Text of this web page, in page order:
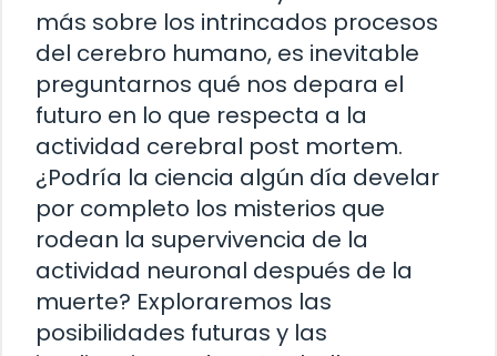
más sobre los intrincados procesos
del cerebro humano, es inevitable
preguntarnos qué nos depara el
futuro en lo que respecta a la
actividad cerebral post mortem.
¿Podría la ciencia algún día develar
por completo los misterios que
rodean la supervivencia de la
actividad neuronal después de la
muerte? Exploraremos las
posibilidades futuras y las